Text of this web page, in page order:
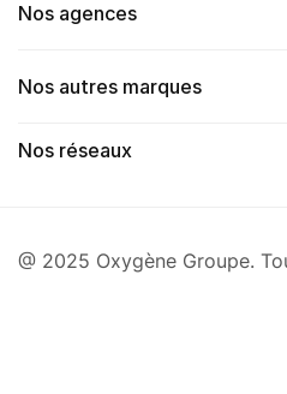
Nos agences
Nos autres marques
Nos réseaux
@ 2025 Oxygène Groupe.